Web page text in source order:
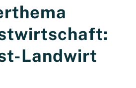
Landwirt